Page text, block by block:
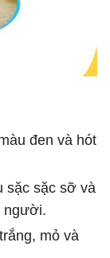
đen và hót
sặc sặc sỡ và
người.
mỏ và